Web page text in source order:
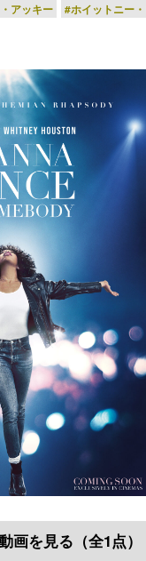
アッキー
#ホイットニー
画を見る（全1点）